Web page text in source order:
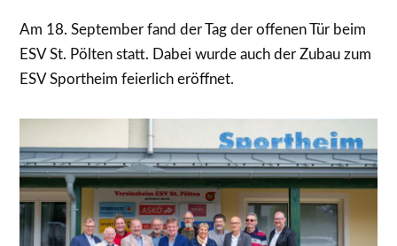
Am 18. September fand der Tag der offenen Tür beim
ESV St. Pölten statt. Dabei wurde auch der Zubau zum
ESV Sportheim feierlich eröffnet.